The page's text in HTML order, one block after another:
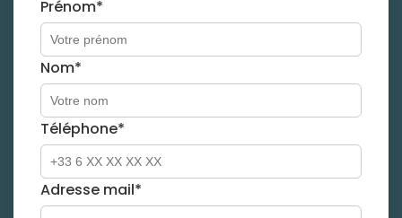
Prénom*
Nom*
Téléphone*
Adresse mail*